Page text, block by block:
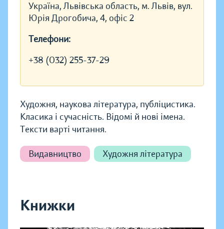
Україна, Львівська область, м. Львів, вул.
Юрія Дрогобича, 4, офіс 2
Телефони:
+38 (032) 255-37-29
Художня, наукова література, публіцистика.
Класика і сучасність. Відомі й нові імена.
Тексти варті читання.
Видавництво Художня література
Книжки